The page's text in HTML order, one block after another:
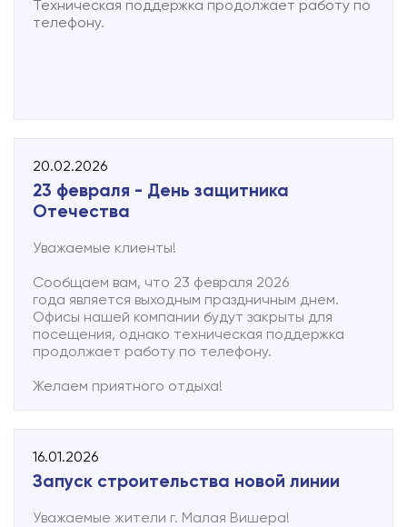
Вишеры, независимо от типа жилья, имел равный
намеченному плану и благодарим тех жителей,
которые ждут подключения.
Для получения дополнительной информации Вы
можете обратиться в офис компании: г. Малая
Вишера, ул. Мерецкова, 14, тел. 8 (816 60) 33-660
Техническая поддержка продолжает работу по
телефону.
20.02.2026
23 февраля - День защитника
Отечества
Уважаемые клиенты!
Сообщаем вам, что 23 февраля 2026
года является выходным праздничным днем.
Офисы нашей компании будут закрыты для
посещения, однако техническая поддержка
продолжает работу по телефону.
Желаем приятного отдыха!
16.01.2026
Запуск строительства новой линии
Уважаемые жители г. Малая Вишера!